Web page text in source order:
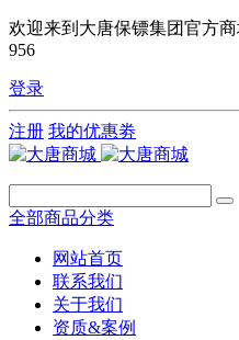
欢迎来到大唐保镖集团官方
956
登录
注册 我的优惠劵
全部商品分类
网站首页
联系我们
关于我们
资质&案例